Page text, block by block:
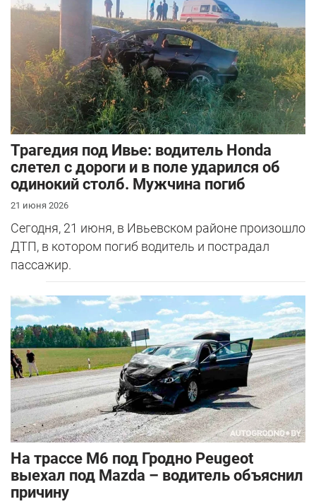
Трагедия под Ивье: водитель Honda
слетел с дороги и в поле ударился об
одинокий столб. Мужчина погиб
21 июня 2026
Сегодня, 21 июня, в Ивьевском районе произошло
ДТП, в котором погиб водитель и пострадал
пассажир.
На трассе М6 под Гродно Peugeot
выехал под Mazda – водитель объяснил
причину